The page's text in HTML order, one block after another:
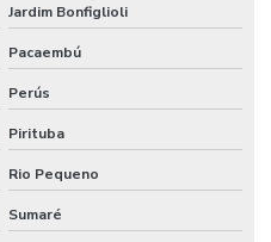
Cores
Contra Gases
Jardim Bonfiglioli
Pacaembú
Perús
Pirituba
Rio Pequeno
Sumaré